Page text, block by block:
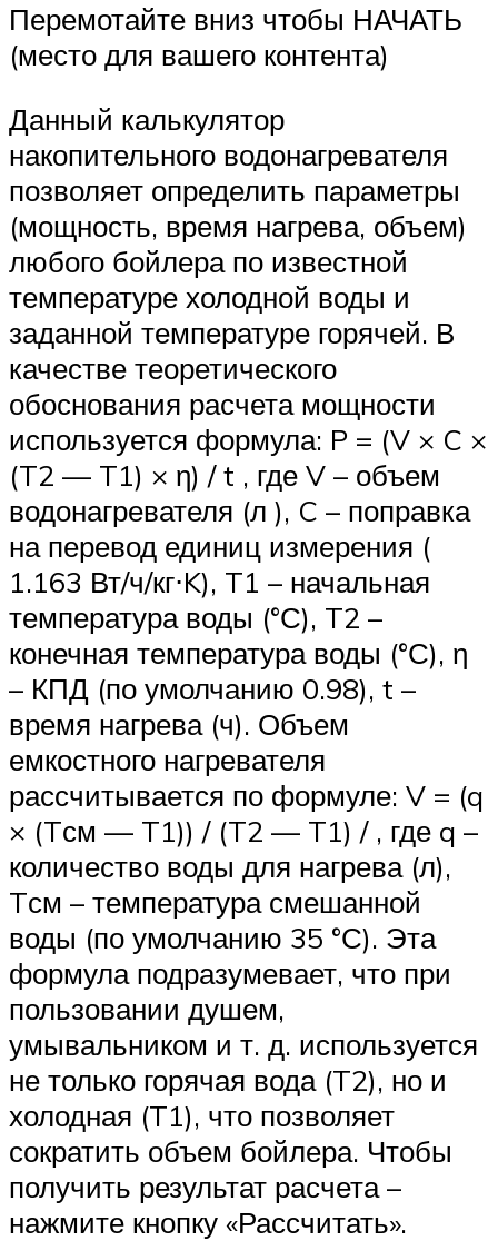
Перемотайте вниз чтобы НАЧАТЬ
(место для вашего контента)
Данный калькулятор
накопительного водонагревателя
позволяет определить параметры
(мощность, время нагрева, объем)
любого бойлера по известной
температуре холодной воды и
заданной температуре горячей. В
качестве теоретического
обоснования расчета мощности
используется формула: P = (V × C ×
(T2 — T1) × η) / t , где V – объем
водонагревателя (л ), C – поправка
на перевод единиц измерения (
1.163 Вт/ч/кг⋅K), T1 – начальная
температура воды (°С), T2 –
конечная температура воды (°С), η
– КПД (по умолчанию 0.98), t –
время нагрева (ч). Объем
емкостного нагревателя
рассчитывается по формуле: V = (q
× (Tсм — T1)) / (T2 — T1) / , где q –
количество воды для нагрева (л),
Tсм – температура смешанной
воды (по умолчанию 35 °С). Эта
формула подразумевает, что при
пользовании душем,
умывальником и т. д. используется
не только горячая вода (T2), но и
холодная (T1), что позволяет
сократить объем бойлера. Чтобы
получить результат расчета –
нажмите кнопку «Рассчитать».